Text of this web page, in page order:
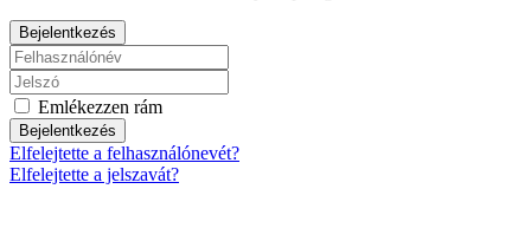
Bejelentkezés
Emlékezzen rám
Bejelentkezés
Elfelejtette a felhasználónevét?
Elfelejtette a jelszavát?